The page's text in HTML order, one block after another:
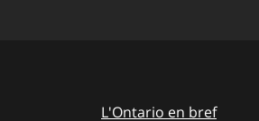
L'Ontario en bref